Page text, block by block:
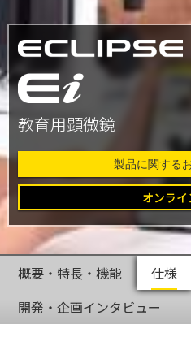
教育用顕微鏡
製品に関する
オンライ
概要・特長・機能 仕様
開発・企画インタビュー